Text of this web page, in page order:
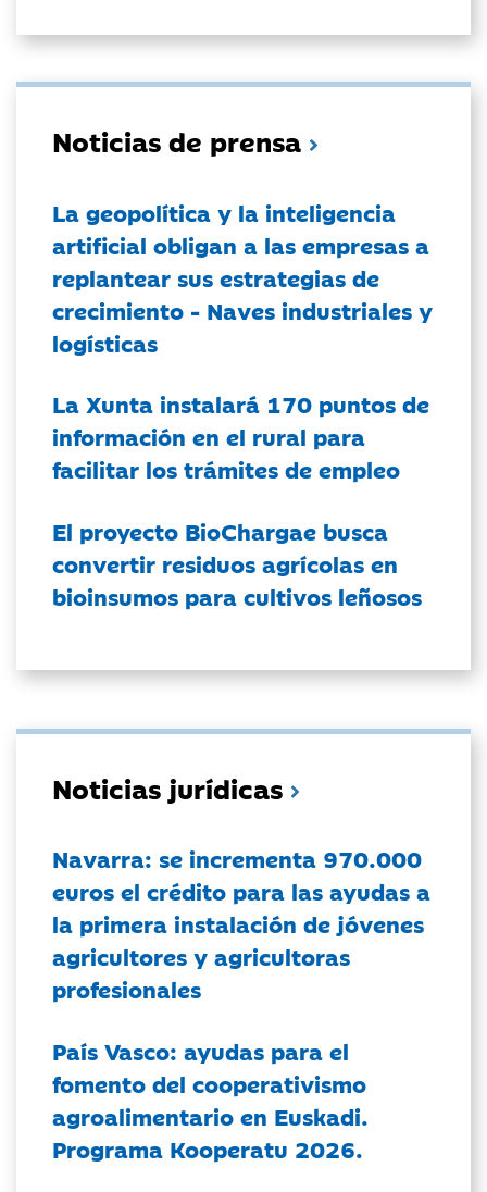
Noticias de prensa
La geopolítica y la inteligencia
artificial obligan a las empresas a
replantear sus estrategias de
crecimiento - Naves industriales y
logísticas
La Xunta instalará 170 puntos de
información en el rural para
facilitar los trámites de empleo
El proyecto BioChargae busca
convertir residuos agrícolas en
bioinsumos para cultivos leñosos
Noticias jurídicas
Navarra: se incrementa 970.000
euros el crédito para las ayudas a
la primera instalación de jóvenes
agricultores y agricultoras
profesionales
País Vasco: ayudas para el
fomento del cooperativismo
agroalimentario en Euskadi.
Programa Kooperatu 2026.